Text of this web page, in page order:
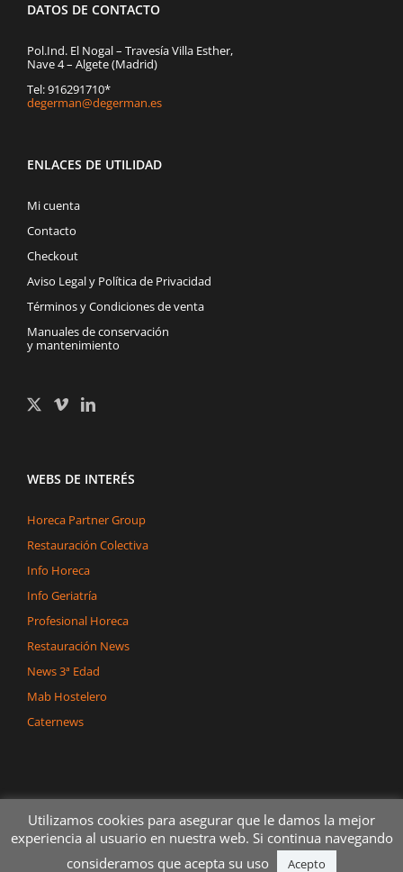
DATOS DE CONTACTO
Pol.Ind. El Nogal – Travesía Villa Esther,
Nave 4 – Algete (Madrid)
Tel: 916291710*
degerman@degerman.es
ENLACES DE UTILIDAD
Mi cuenta
Contacto
Checkout
Aviso Legal y Política de Privacidad
Términos y Condiciones de venta
Manuales de conservación
y mantenimiento
WEBS DE INTERÉS
Horeca Partner Group
Restauración Colectiva
Info Horeca
Info Geriatría
Profesional Horeca
Restauración News
News 3ª Edad
Mab Hostelero
Caternews
Copyright 2020 Dégerman Todos los derechos reservados
Utilizamos cookies para asegurar que le damos la mejor
experiencia al usuario en nuestra web. Si continua navegando
consideramos que acepta su uso
Acepto